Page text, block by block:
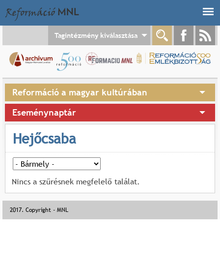
Tagintézmény kiválasztása
Reformáció a magyar kultúrában
Eseménynaptár
Hejőcsaba
Nincs a szűrésnek megfelelő találat.
2017. Copyright - MNL